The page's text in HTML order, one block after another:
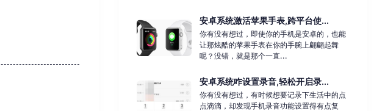
安卓系统激活苹果手表,跨平台使...
你有没有想过，即使你的手机是安卓的，也能
让那炫酷的苹果手表在你的手腕上翩翩起舞
呢？没错，就是那个一直...
安卓系统咋设置录音,轻松开启录...
你有没有想过，有时候想要记录下生活中的点
点滴滴，却发现手机录音功能设置得有点复